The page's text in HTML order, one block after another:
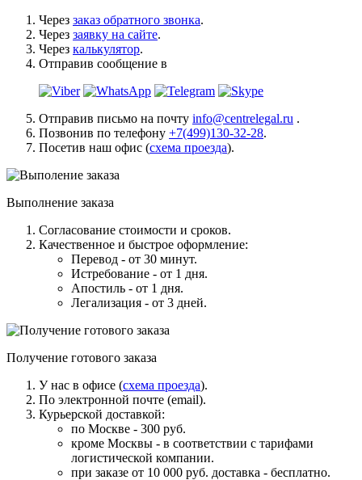
Через заказ обратного звонка.
Через заявку на сайте.
Через калькулятор.
Отправив сообщение в
Отправив письмо на почту info@centrelegal.ru .
Позвонив по телефону +7(499)130-32-28.
Посетив наш офис (схема проезда).
Выполнение заказа
Согласование стоимости и сроков.
Качественное и быстрое оформление:
Перевод - от 30 минут.
Истребование - от 1 дня.
Апостиль - от 1 дня.
Легализация - от 3 дней.
Получение готового заказа
У нас в офисе (схема проезда).
По электронной почте (email).
Курьерской доставкой:
по Москве - 300 руб.
кроме Москвы - в соответствии с тарифами
логистической компании.
при заказе от 10 000 руб. доставка - бесплатно.